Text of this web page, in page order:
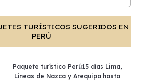
TURÍSTICOS SUGERIDOS EN
PERÚ
Paquete turístico Perú15 días Lima,
Líneas de Nazca y Arequipa hasta